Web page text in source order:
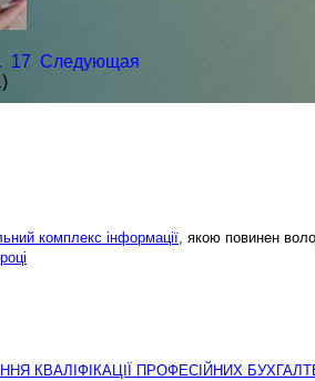
17 Следующая
комплекс інформації, якою повинен
КВАЛІФІКАЦІЇ ПРОФЕСІЙНИХ